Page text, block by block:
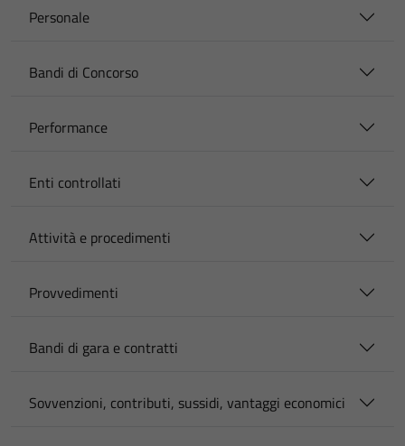
Personale
Bandi di Concorso
Performance
Enti controllati
Attività e procedimenti
Provvedimenti
Bandi di gara e contratti
Sovvenzioni, contributi, sussidi, vantaggi economici